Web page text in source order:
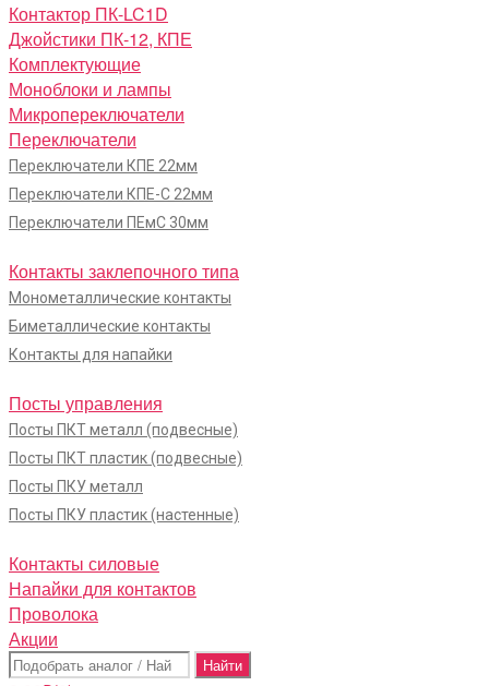
Контактор ПК-LC1D
Джойстики ПК-12, КПЕ
Комплектующие
Моноблоки и лампы
Микропереключатели
Переключатели
Переключатели КПЕ 22мм
Переключатели КПЕ-С 22мм
Переключатели ПЕмС 30мм
Контакты заклепочного типа
Монометаллические контакты
Биметаллические контакты
Контакты для напайки
Посты управления
Посты ПКТ металл (подвесные)
Посты ПКТ пластик (подвесные)
Посты ПКУ металл
Посты ПКУ пластик (настенные)
Контакты силовые
Напайки для контактов
Проволока
Акции
Поиск: